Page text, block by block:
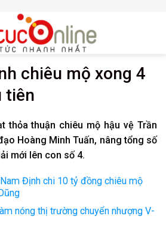
chiêu mộ xong 4
tiên
thỏa thuận chiêu mộ hậu vệ Trần
Hoàng Minh Tuấn, nâng tổng số
mới lên con số 4.
Nam Định chi 10 tỷ đồng chiêu mộ
nóng thị trường chuyển nhượng V-